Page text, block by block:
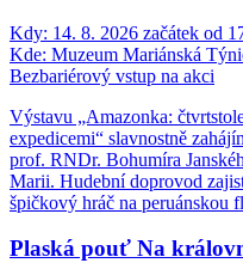
Kdy: 14. 8. 2026 začátek od
Kde: Muzeum Mariánská
Bezbariérový vstup na akci
Výstavu „Amazonka:
expedicemi“ slavnostně
prof. RNDr. Bohumíra
Marii. Hudební doprovod
špičkový hráč na peruánskou
Plaská pouť Na